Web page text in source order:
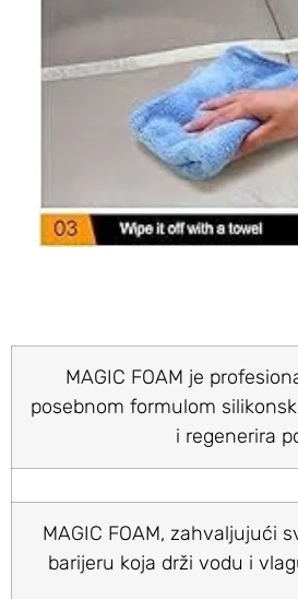
MAGIC FOAM je
posebnom formulom
i regenerira
MAGIC FOAM, zahvaljujući
barijeru koja drži vodu i